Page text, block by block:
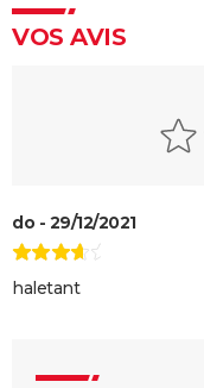
VOS AVIS
do - 29/12/2021
haletant